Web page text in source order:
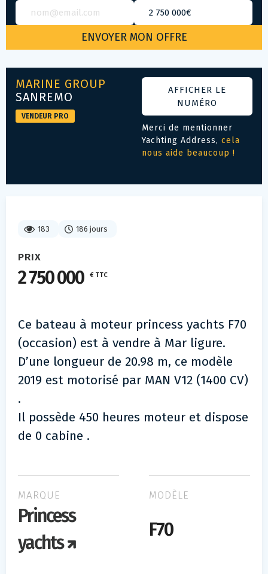
183 186 jours
PRIX
2 750 000 € TTC
Ce bateau à moteur princess yachts F70
(occasion) est à vendre à Mar ligure.
D’une longueur de 20.98 m, ce modèle
2019 est motorisé par MAN V12 (1400 CV)
.
Il possède 450 heures moteur et dispose
de 0 cabine .
MARQUE
Princess
yachts
MODÈLE
F70
MARINE GROUP
SANREMO
VENDEUR PRO
AFFICHER LE
NUMÉRO
Merci de mentionner
Yachting Address, cela
nous aide beaucoup !